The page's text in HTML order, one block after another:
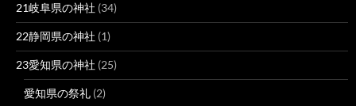
21岐阜県の神社 (34)
22静岡県の神社 (1)
23愛知県の神社 (25)
愛知県の祭礼 (2)